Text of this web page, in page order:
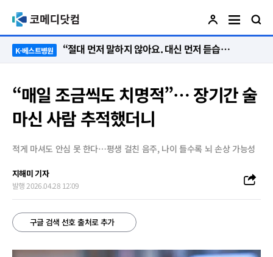
K-베스트병원 “절대 먼저 말하지 않아요. 대신 먼저 듣습니다”
“매일 조금씩도 치명적”… 장기간 술
마신 사람 추적했더니
적게 마셔도 안심 못 한다…평생 걸친 음주, 나이 들수록 뇌 손상 가능성
지해미 기자
발행 2026.04.28 12:09
구글 검색 선호 출처로 추가